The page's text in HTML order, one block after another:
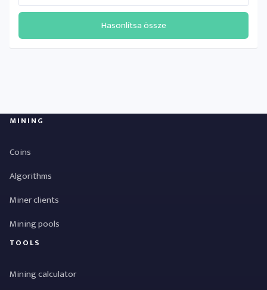
Hasonlítsa össze
MINING
Coins
Algorithms
Miner clients
Mining pools
TOOLS
Mining calculator